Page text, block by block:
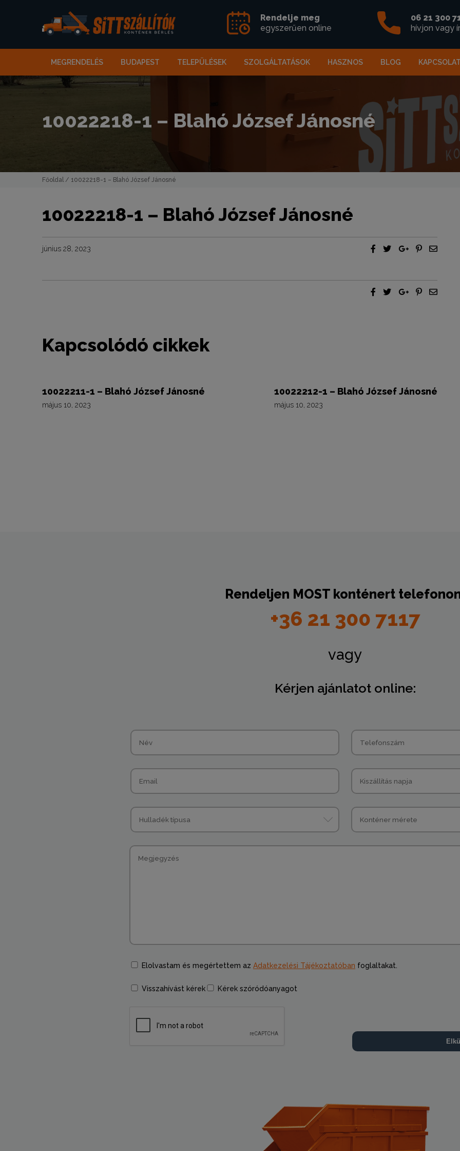
Rendelje meg
egyszerűen online
06 21 300
hívjon vagy
MEGRENDELÉS BUDAPEST TELEPÜLÉSEK SZOLGÁLTATÁSOK HASZNOS BLOG
10022218-1 – Blahó József Jánosné
Főoldal / 10022218-1 – Blahó József Jánosné
10022218-1 – Blahó József Jánosné
június 28, 2023
Kapcsolódó cikkek
10022211-1 – Blahó József Jánosné
május 10, 2023
10022212-1 – Blahó József Jánosné
május 10, 2023
Rendeljen MOST konténert
+36 21 300 7117
vagy
Kérjen ajánlatot online:
Elolvastam és megértettem az Adatkezelési Tájékoztatóban foglaltakat.
Visszahívást kérek Kérek szóródóanyagot